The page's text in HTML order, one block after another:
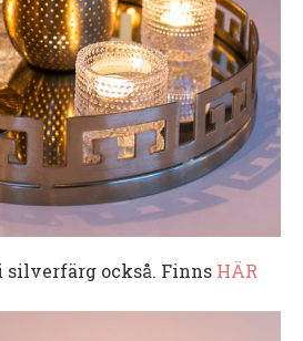
silverfärg också. Finns HÄR